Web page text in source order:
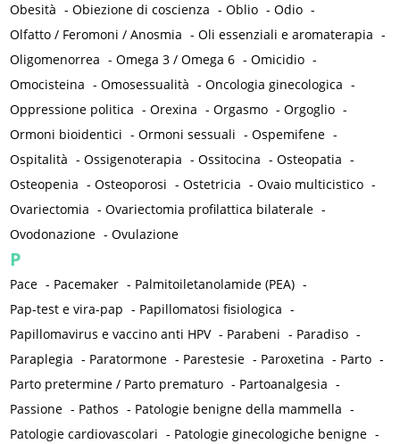
Obesità -Obiezione di coscienza -Oblio -Odio -
Olfatto / Feromoni / Anosmia -Oli essenziali e aromaterapia -
Oligomenorrea -Omega 3 / Omega 6 -Omicidio -
Omocisteina -Omosessualità -Oncologia ginecologica -
Oppressione politica -Orexina -Orgasmo -Orgoglio -
Ormoni bioidentici -Ormoni sessuali -Ospemifene -
Ospitalità -Ossigenoterapia -Ossitocina -Osteopatia -
Osteopenia -Osteoporosi -Ostetricia -Ovaio multicistico -
Ovariectomia -Ovariectomia profilattica bilaterale -
Ovodonazione -Ovulazione
P
Pace - Pacemaker - Palmitoiletanolamide (PEA) -
Pap-test e vira-pap - Papillomatosi fisiologica -
Papillomavirus e vaccino anti HPV - Parabeni - Paradiso -
Paraplegia - Paratormone - Parestesie - Paroxetina - Parto -
Parto pretermine / Parto prematuro - Partoanalgesia -
Passione - Pathos - Patologie benigne della mammella -
Patologie cardiovascolari - Patologie ginecologiche benigne -